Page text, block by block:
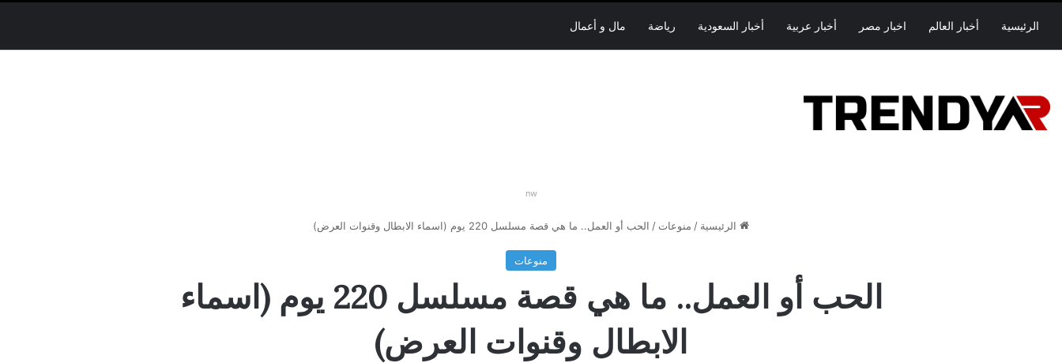
الرئيسية أخبار العالم اخبار مصر أخبار عربية أخبار السعودية رياضة مال و أعمال
nw
الرئيسية / منوعات / الحب أو العمل.. ما هي قصة مسلسل 220 يوم (اسماء الابطال وقنوات العرض)
منوعات
الحب أو العمل.. ما هي قصة مسلسل 220 يوم (اسماء
الابطال وقنوات العرض)